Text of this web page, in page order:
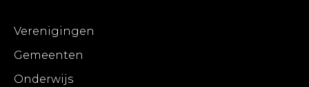
Verenigingen
Gemeenten
Onderwijs